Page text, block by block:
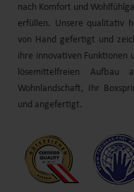
nach Komfort und Wohlfühl
erfüllen. Unsere qualitativ
von Hand gefertigt und
ihre innovativen Funktionen
lösemittelfreien
Wohnlandschaft, Ihr
und angefertigt.